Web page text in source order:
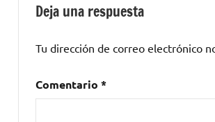
Caldo
Pollo,
DISCOS
Deja una respuesta
Tu dirección de correo electrónico
Comentario *